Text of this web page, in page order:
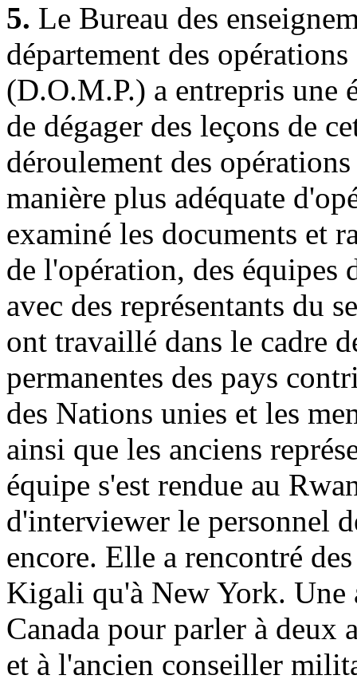
5. Le Bureau des
département des
(D.O.M.P.) a entrepris une
de dégager des leçons de
déroulement des
manière plus adéquate
examiné les documents et
de l'opération, des équipes
avec des représentants du
ont travaillé dans le cadre
permanentes des pays
des Nations unies et les
ainsi que les anciens
équipe s'est rendue au
d'interviewer le personnel
encore. Elle a rencontré
Kigali qu'à New York. Une
Canada pour parler à deux
et à l'ancien conseiller